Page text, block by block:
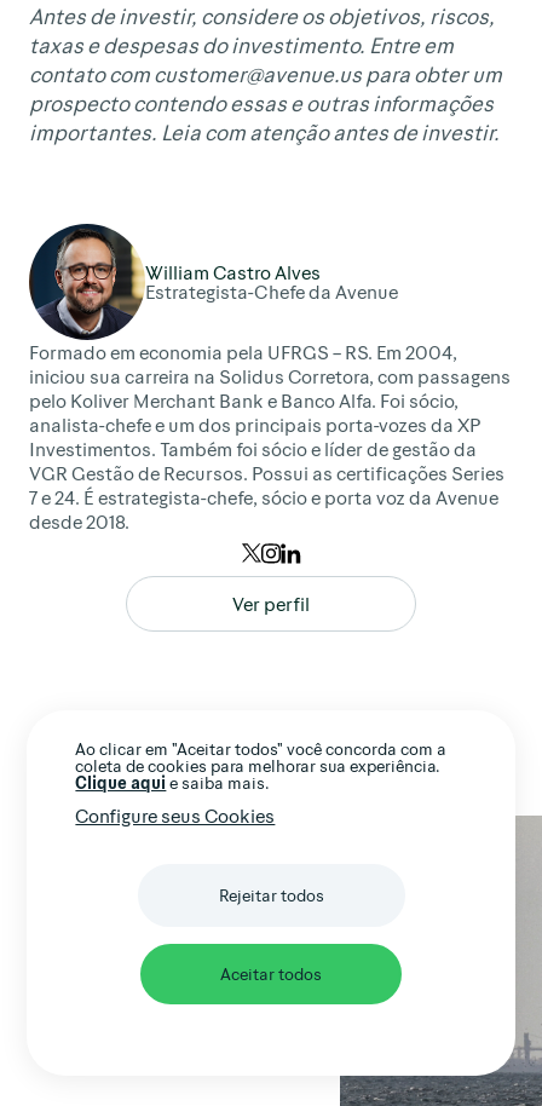
Ao clicar em "Aceitar todos" você concorda com a
coleta de cookies para melhorar sua experiência.
Clique aqui e saiba mais.
Configure seus Cookies
Rejeitar todos
Aceitar todos
Antes de investir, considere os objetivos, riscos,
taxas e despesas do investimento. Entre em
contato comcustomer@avenue.us para obter um
prospecto contendo essas e outras informações
importantes. Leia com atenção antes de investir.
William Castro Alves
Estrategista-Chefe da Avenue
Formado em economia pela UFRGS – RS. Em 2004,
iniciou sua carreira na Solidus Corretora, com passagens
pelo Koliver Merchant Bank e Banco Alfa. Foi sócio,
analista-chefe e um dos principais porta-vozes da XP
Investimentos. Também foi sócio e líder de gestão da
VGR Gestão de Recursos. Possui as certificações Series
7 e 24. É estrategista-chefe, sócio e porta voz da Avenue
desde 2018.
Ver perfil
As mais lidas